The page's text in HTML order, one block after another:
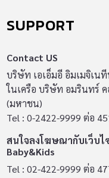
SUPPORT
Contact US
บริษัท เอเอ็มอี อิมเมจิเน
ในเครือ บริษัท อมรินทร์ ค
(มหาชน)
Tel : 0-2422-9999 ต่อ
สนใจลงโฆษณากับเว็บไ
Baby&Kids
Tel : 02-422-9999 ต่อ